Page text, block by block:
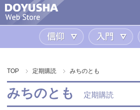
信仰
TOP 定期購読 みちのとも
みちのとも 定期購読